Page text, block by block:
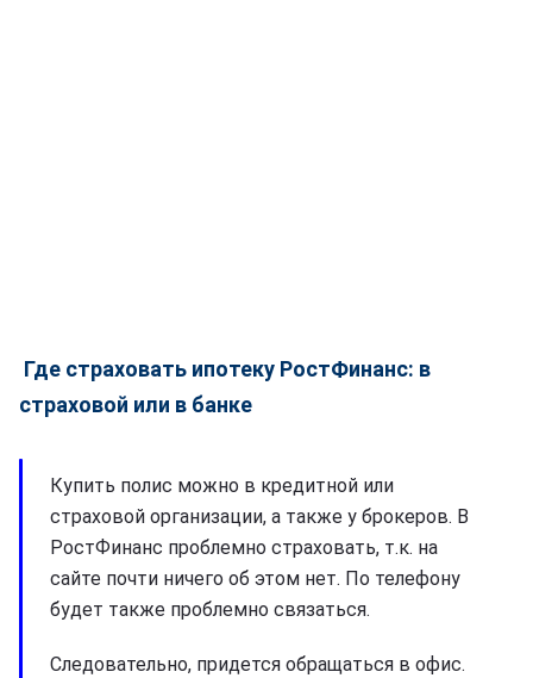
Где страховать ипотеку РостФинанс: в
страховой или в банке
Купить полис можно в кредитной или
страховой организации, а также у брокеров. В
РостФинанс проблемно страховать, т.к. на
сайте почти ничего об этом нет. По телефону
будет также проблемно связаться.
Следовательно, придется обращаться в офис.